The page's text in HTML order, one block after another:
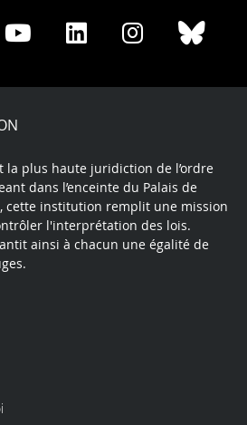
Share
Youtube
Share
LinkedIn
Share
Instagram
la plus haute juridiction de l’ordre
dans l’enceinte du Palais de
cette institution remplit une mission
l'interprétation des lois.
ainsi à chacun une égalité de